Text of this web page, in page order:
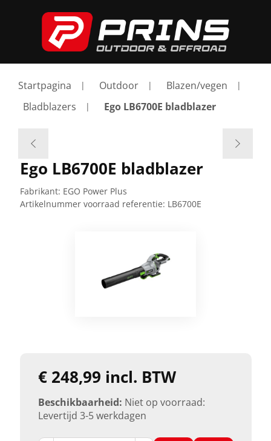
Startpagina Outdoor
Blazen/vegen
Bladblazers
Ego LB6700E bladblazer
Ego LB6700E bladblazer
Fabrikant: EGO Power Plus
Artikelnummer voorraad referentie: LB6700E
€ 248,99 incl. BTW
Beschikbaarheid: Niet op voorraad:
Levertijd 3-5 werkdagen